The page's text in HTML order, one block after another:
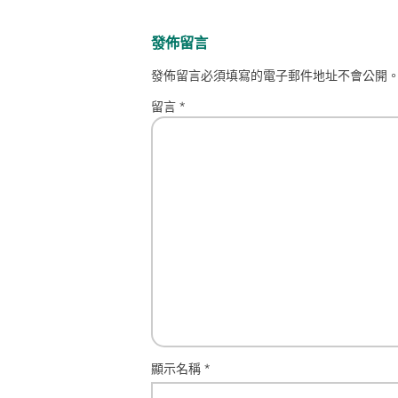
發佈留言
發佈留言必須填寫的電子郵件地址不會公開。
留言 *
顯示名稱 *